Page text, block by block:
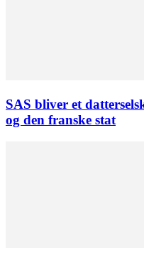
SAS bliver et
og den franske stat